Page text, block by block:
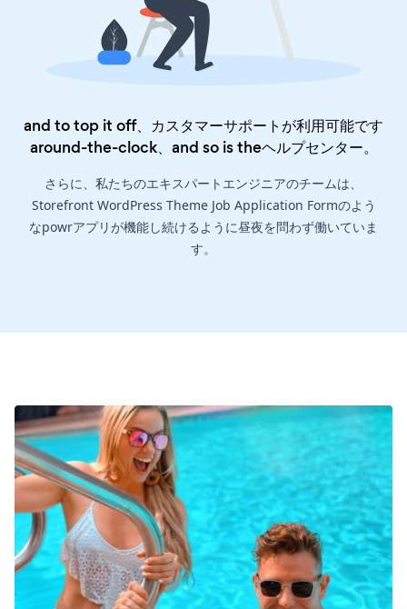
and to top it off、カスタマーサポートが利用可能です
around-the-clock、and so is theヘルプセンター。
さらに、私たちのエキスパートエンジニアのチームは、
Storefront WordPress Theme Job Application Formのよう
なpowrアプリが機能し続けるように昼夜を問わず働いていま
す。